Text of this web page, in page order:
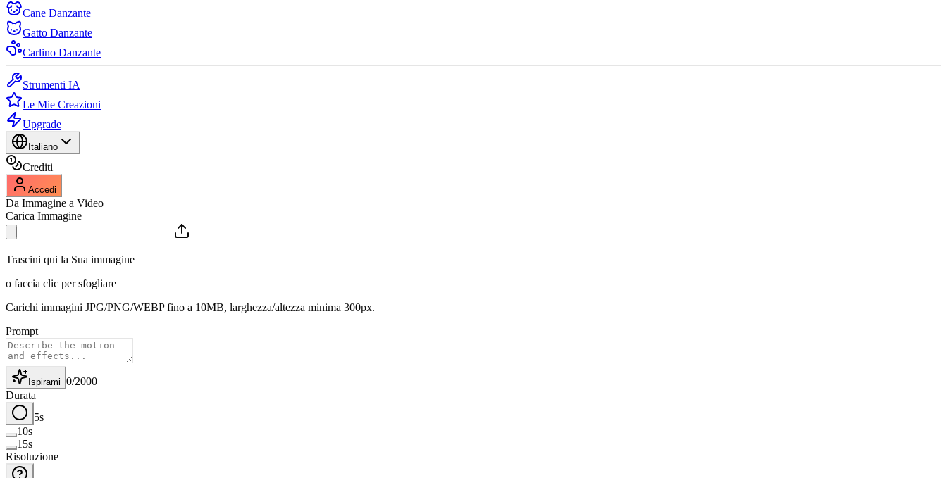
Cane Danzante
Gatto Danzante
Carlino Danzante
Strumenti IA
Le Mie Creazioni
Upgrade
Italiano
Crediti
Accedi
Da Immagine a Video
Carica Immagine
Trascini qui la Sua immagine
o faccia clic per sfogliare
Carichi immagini JPG/PNG/WEBP fino a 10MB, larghezza/altezza minima 300px.
Prompt
Ispirami 0/2000
Durata
5s
10s
15s
Risoluzione